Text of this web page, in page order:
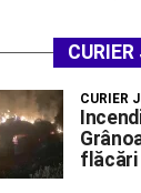
CURIER
flăcări